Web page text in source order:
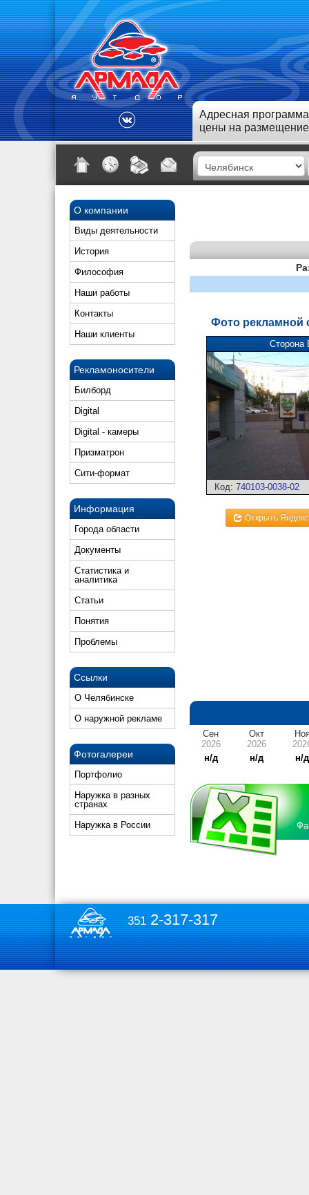
Адресная
цены на размещение
О компании
Виды деятельности
История
Философия
Наши работы
Контакты
Наши клиенты
Рекламоносители
Билборд
Digital
Digital - камеры
Призматрон
Сити-формат
Информация
Города области
Документы
Статистика и
аналитика
Статьи
Понятия
Проблемы
Ссылки
О Челябинске
О наружной рекламе
Фотогалереи
Портфолио
Наружка в разных
странах
Наружка в России
Фото рекламной
Сторона
Код: 740103-0038-02
Открыть
Сен
2026
н/д
Окт
2026
н/д
н/д
3512-317-317